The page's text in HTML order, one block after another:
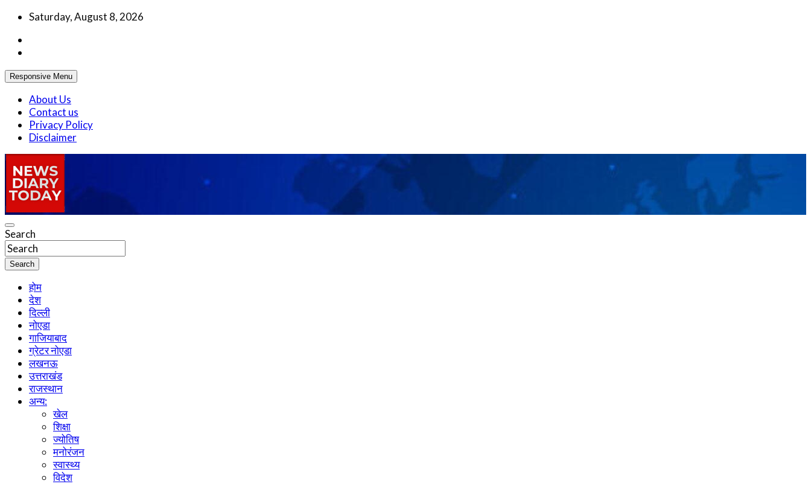
Skip
content
Saturday, August 8, 2026
Responsive Menu
About Us
Contact us
Privacy Policy
Disclaimer
News Diary Today
Truth be told
Search
Search
होम
देश
दिल्ली
नोएडा
गाजियाबाद
ग्रेटर नोएडा
लखनऊ
उत्तराखंड
राजस्थान
अन्य:
खेल
शिक्षा
ज्योतिष
मनोरंजन
स्वास्थ्य
विदेश